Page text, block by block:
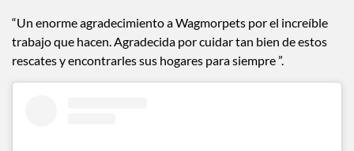
“Un enorme agradecimiento a Wagmorpets por el increíble
trabajo que hacen. Agradecida por cuidar tan bien de estos
rescates y encontrarles sus hogares para siempre ”.